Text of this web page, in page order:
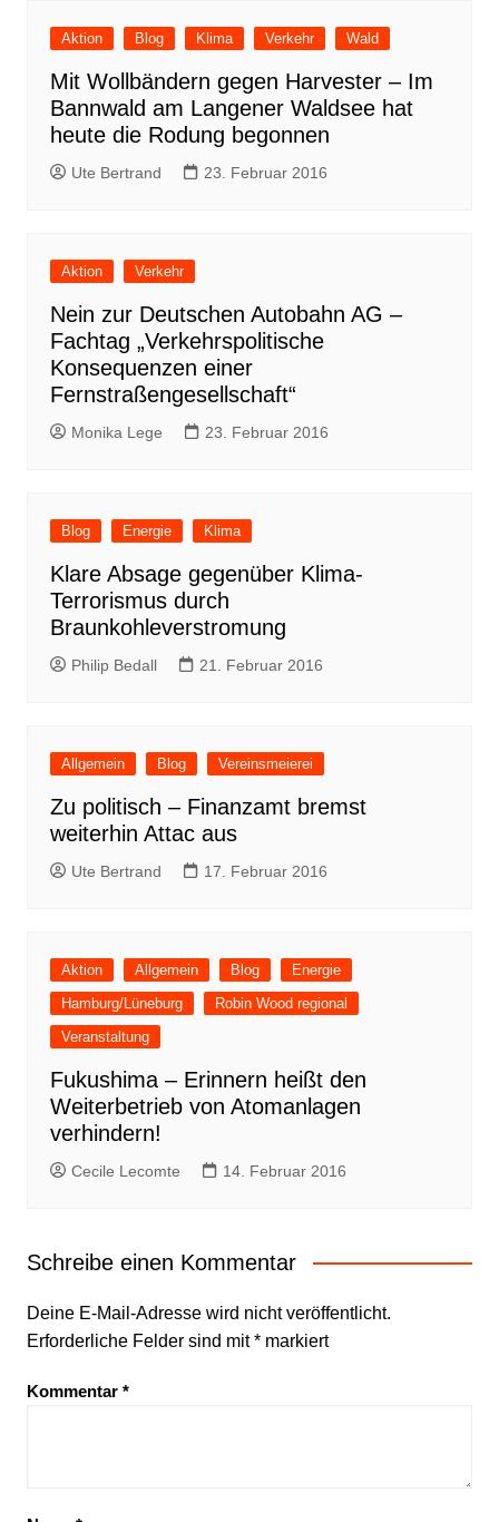
Aktion Blog Klima Verkehr Wald
Mit Wollbändern gegen Harvester – Im
Bannwald am Langener Waldsee hat
heute die Rodung begonnen
Ute Bertrand 23. Februar 2016
Aktion Verkehr
Nein zur Deutschen Autobahn AG –
Fachtag „Verkehrspolitische
Konsequenzen einer
Fernstraßengesellschaft“
Monika Lege 23. Februar 2016
Blog Energie Klima
Klare Absage gegenüber Klima-
Terrorismus durch
Braunkohleverstromung
Philip Bedall 21. Februar 2016
Allgemein Blog Vereinsmeierei
Zu politisch – Finanzamt bremst
weiterhin Attac aus
Ute Bertrand 17. Februar 2016
Aktion Allgemein Blog
Energie
Hamburg/Lüneburg
Robin Wood regional
Veranstaltung
Fukushima – Erinnern heißt den
Weiterbetrieb von Atomanlagen
verhindern!
Cecile Lecomte 14. Februar 2016
Schreibe einen Kommentar
Deine E-Mail-Adresse wird nicht veröffentlicht.
Erforderliche Felder sind mit*markiert
Kommentar *